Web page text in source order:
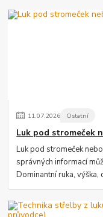
11.07.2026 Ostatní
Luk pod stromeček
Luk pod stromeček
správných informací
Dominantní ruka,